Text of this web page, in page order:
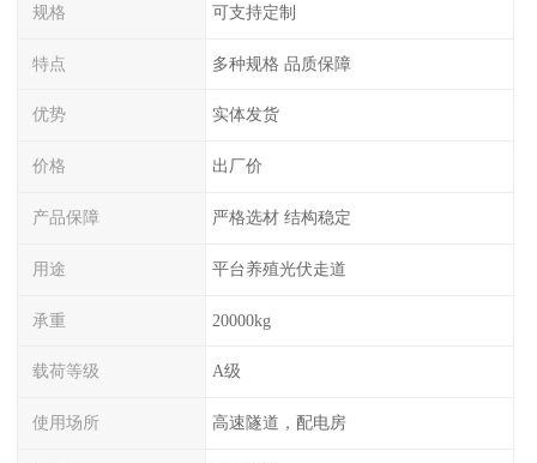
规格 可支持定制
特点 多种规格 品质保障
优势 实体发货
价格 出厂价
产品保障 严格选材 结构稳定
用途 平台养殖光伏走道
承重 20000kg
载荷等级 A级
使用场所 高速隧道，配电房